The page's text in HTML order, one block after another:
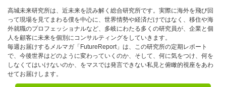
高城未来研究所は、近未来を読み解く総合研究所です。実際に海外を飛び回
って現場を見てまわる僕を中心に、世界情勢や経済だけではなく、移住や海
外就職のプロフェッショナルなど、多岐にわたる多くの研究員が、企業と個
人を顧客に未来を個別にコンサルティングをしていきます。
毎週お届けするメルマガ「FutureReport」は、この研究所の定期レポート
で、今後世界はどのように変わっていくのか、そして、何に気をつけ、何を
しなくてはいけないのか、をマスでは発言できない私見と俯瞰的視座をあわ
せてお届けします。